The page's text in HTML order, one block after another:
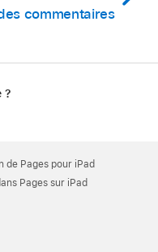
commentaires
?
de Pages pour iPad
Pages sur iPad